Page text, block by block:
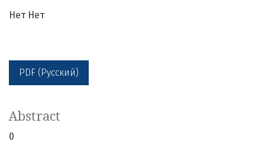
Нет Нет
PDF (Русский)
Abstract
0